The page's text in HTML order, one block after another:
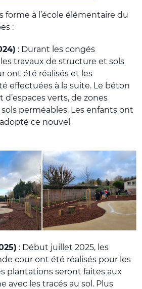
forme à l’école élémentaire du
:
: Durant les congés
travaux de structure et sols
ont été réalisés et les
effectuées à la suite. Le béton
verts, de zones
perméables. Les enfants ont
ce nouvel
: Début juillet 2025, les
cour ont été réalisés pour les
plantations seront faites aux
avec les tracés au sol. Plus